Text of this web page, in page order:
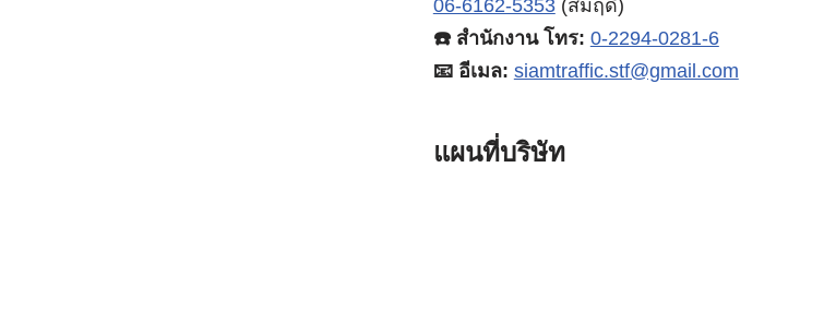
06-6162-5353(สมฤดี)
☎️ สำนักงาน โทร: 0-2294-0281-6
📧 อีเมล: siamtraffic.stf@gmail.com
แผนที่บริษัท